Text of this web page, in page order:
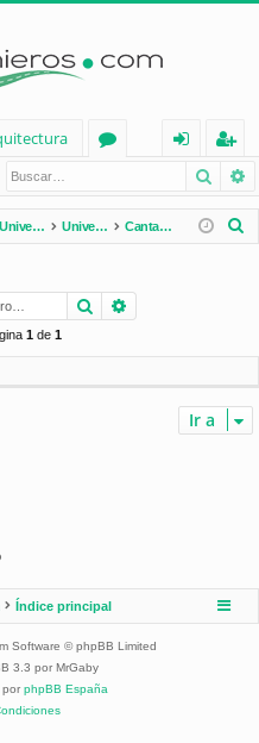
os
nt
ifi
e
eg
ist
ra
Universidades de España Universidades por Comunidades Cantabria
r
Buscar
1de 1
Ir a
Índice principal
Software © phpBB Limited
3.3 por MrGaby
por phpBB España